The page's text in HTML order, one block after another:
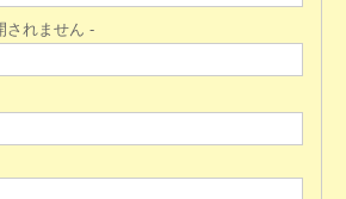
されません -